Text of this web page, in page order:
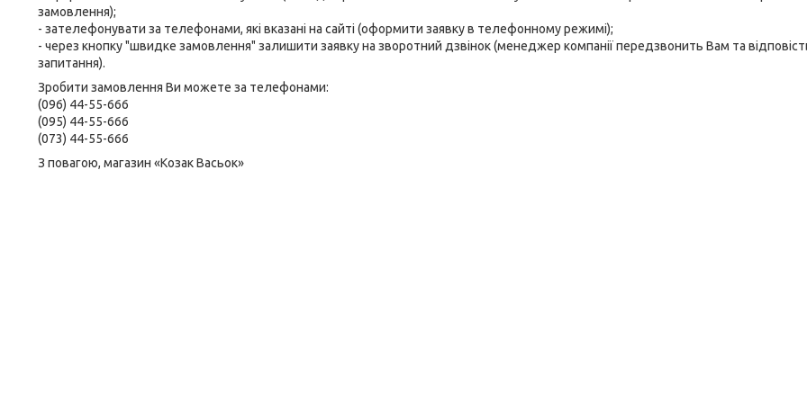
замовлення);
- зателефонувати за телефонами, які вказані на сайті (оформити заявку в телефонному режимі);
- через кнопку "швидке замовлення" залишити заявку на зворотний дзвінок (менеджер компанії передзвонить Вам та
запитання).
Зробити замовлення Ви можете за телефонами:
(096) 44-55-666
(095) 44-55-666
(073) 44-55-666
З повагою, магазин «Козак Васьок»